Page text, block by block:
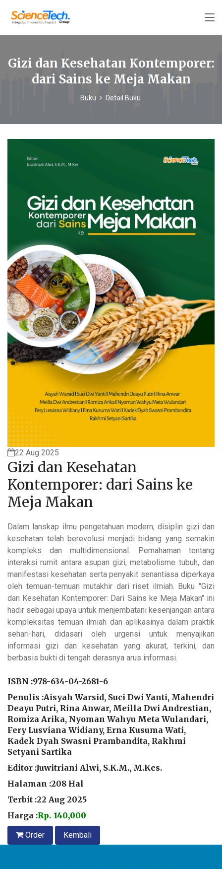
Gizi dan Kesehatan Kontemporer:
dari Sains ke Meja Makan
Buku Detail Buku
22 Aug 2025
Gizi dan Kesehatan
Kontemporer: dari Sains ke
Meja Makan
Dalam lanskap ilmu pengetahuan modern, disiplin gizi dan
kesehatan telah berevolusi menjadi bidang yang semakin
kompleks dan multidimensional. Pemahaman tentang
interaksi rumit antara asupan gizi, metabolisme tubuh, dan
manifestasi kesehatan serta penyakit senantiasa diperkaya
oleh temuan-temuan mutakhir dari riset ilmiah. Buku "Gizi
dan Kesehatan Kontemporer: Dari Sains ke Meja Makan" ini
hadir sebagai upaya untuk menjembatani kesenjangan antara
kompleksitas temuan ilmiah dan aplikasinya dalam praktik
sehari-hari, didasari oleh urgensi untuk menyajikan
informasi gizi dan kesehatan yang akurat, terkini, dan
berbasis bukti di tengah derasnya arus informasi.
ISBN :978-634-04-2681-6
Penulis :Aisyah Warsid, Suci Dwi Yanti, Mahendri
Deayu Putri, Rina Anwar, Meilla Dwi Andrestian,
Romiza Arika, Nyoman Wahyu Meta Wulandari,
Fery Lusviana Widiany, Erna Kusuma Wati,
Kadek Dyah Swasni Prambandita, Rakhmi
Setyani Sartika
Editor :Juwitriani Alwi, S.K.M., M.Kes.
Halaman :208 Hal
Terbit :22 Aug 2025
Harga :Rp. 140,000
Order Kembali